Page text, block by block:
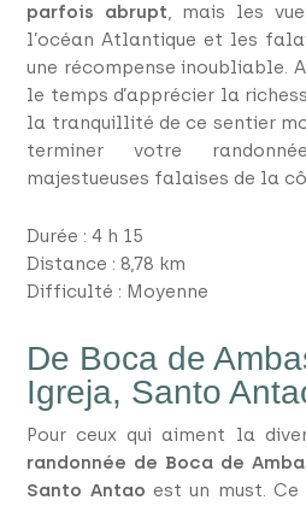
parfois abrupt, mais les
l’océan Atlantique et les
une récompense inoubliable.
le temps d’apprécier la
la tranquillité de ce sentier
terminer votre
majestueuses falaises de la
Durée : 4 h 15
Distance : 8,78 km
Difficulté : Moyenne
De Boca de
Igreja, Santo
Pour ceux qui aiment la
randonnée de Boca de
Santo Antao est un must.